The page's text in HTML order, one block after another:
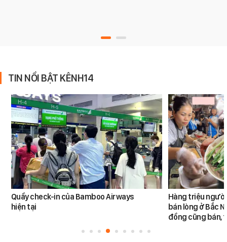
TIN NỔI BẬT KÊNH14
Quầy check-in của Bamboo Airways
hiện tại
Hàng triệu
bán lòng ở Bắc
đồng cũng bán,